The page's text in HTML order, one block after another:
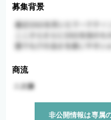
募集背景
商流
非公開情報は専属